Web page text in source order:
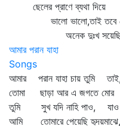
ছেলের প্রাণে ব্যথা দিয়ে
ভালো ভালো,তাই তবে
অনেক দুঃখ
আমার পরান যাহা
Songs
আমার পরান যাহা চায় তুমি
তোমা ছাড়া আর এ জগতে মোর
তুমি সুখ যদি নাহি পাও, যাও
আমি তোমারে পেয়েছি